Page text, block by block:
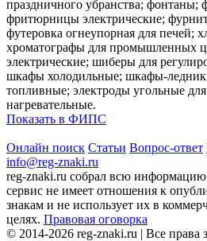
праздничного убранства; фонтаны;
фритюрницы электрические;
футеровка огнеупорная для печей;
хроматографы для промышленных
электрические; шиберы для
шкафы холодильные; шкафы-
топливные; электроды угольные
нагревательные.
Показать в ФИПС
Онлайн поиск Статьи Вопрос-ответ
info@reg-znaki.ru
reg-znaki.ru собрал всю
сервис не имеет отношения к
знакам и не использует их в
целях. Правовая оговорка
© 2014-2026 reg-znaki.ru | Все